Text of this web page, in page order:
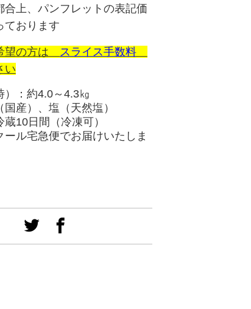
合上、パンフレットの表記価
ております
望の方は スライス手数料
い
）：約4.0～4.3㎏
産）、塩（天然塩）
10日間（冷凍可）
ール宅急便でお届けいたしま